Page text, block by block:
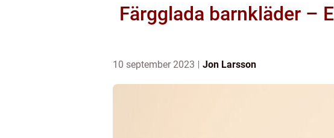
Färgglada barnkläder –
10 september 2023 Jon Larsson